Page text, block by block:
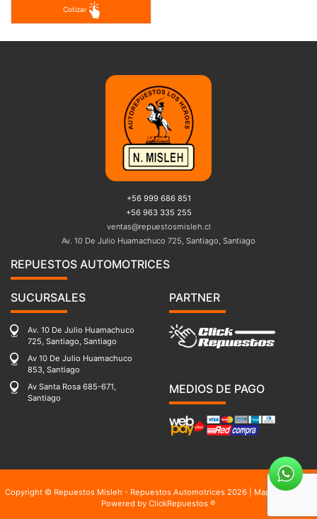
Cotizar
+56 999 686 851
+56 963 335 255
ventas@repuestosmisleh.cl
Av. 10 De Julio Huamachuco 725, Santiago, Santiago
REPUESTOS AUTOMOTRICES
SUCURSALES
Av. 10 De Julio Huamachuco
725, Santiago, Santiago
Av 10 De Julio Huamachuco
853, Santiago
Av Santa Rosa 685-671,
Santiago
PARTNER
MEDIOS DE PAGO
Copyright © Repuestos Misleh - Repuestos Automotrices 2026 | Mapa del sitio
Powered by ClickRepuestos ®